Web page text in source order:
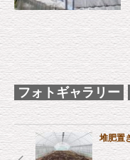
フォトギャラリー
堆肥置